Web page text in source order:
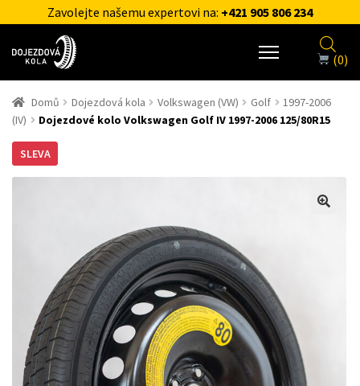
Zavolejte našemu expertovi na: +421 905 806 234
(0)
Domů Dojezdová kola Volkswagen (VW) Golf
1997-2006
(IV)
Dojezdové kolo Volkswagen Golf IV 1997-2006 125/80R15
SLEVA